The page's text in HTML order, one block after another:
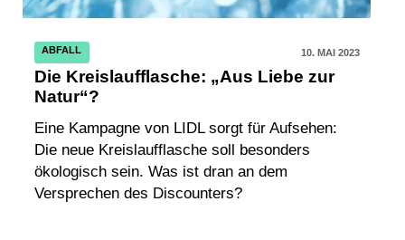
ABFALL 10. MAI 2023
Die Kreislaufflasche: „Aus Liebe zur
Natur“?
Eine Kampagne von LIDL sorgt für Aufsehen:
Die neue Kreislaufflasche soll besonders
ökologisch sein. Was ist dran an dem
Versprechen des Discounters?